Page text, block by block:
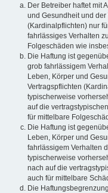
Der Betreiber haftet mit
und Gesundheit und
(Kardinalpflichten) nur
fahrlässiges Verhalten
Folgeschäden wie
Die Haftung ist
grob fahrlässigem
Leben, Körper und
Vertragspflichten
typischerweise
auf die
für mittelbare
Die Haftung ist
Leben, Körper und
fahrlässigem Verhalten
typischerweise
nach auf die
auch für mittelbare
Die